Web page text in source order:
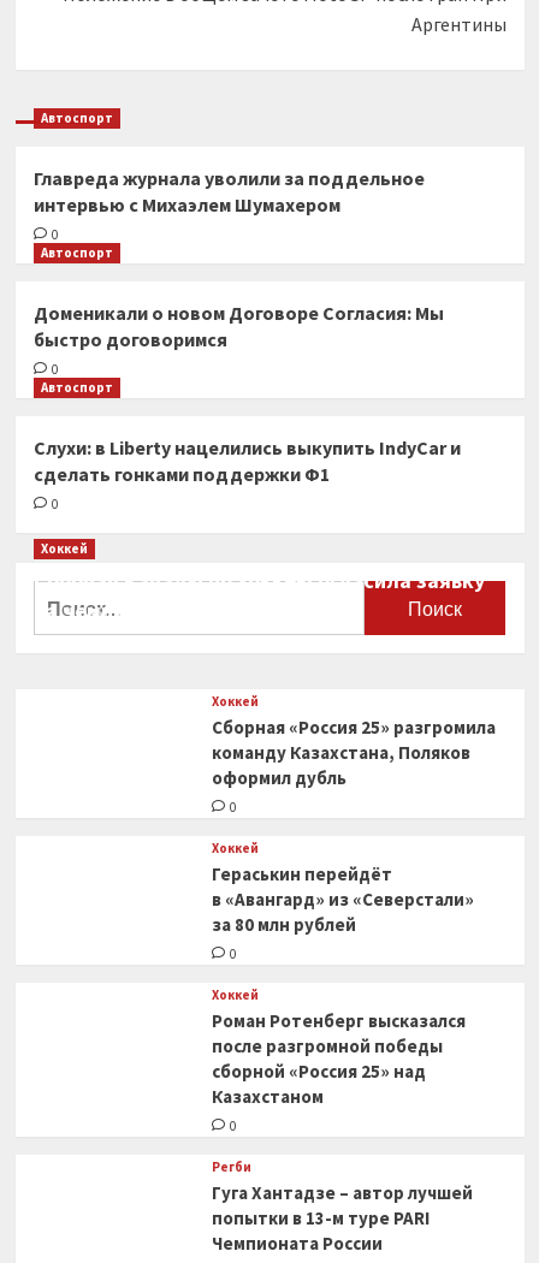
Аргентины
Автоспорт
Главреда журнала уволили за поддельное
интервью с Михаэлем Шумахером
0
Автоспорт
Доменикали о новом Договоре Согласия: Мы
быстро договоримся
0
Автоспорт
Слухи: в Liberty нацелились выкупить IndyCar и
сделать гонками поддержки Ф1
0
Хоккей
Сборная Канады по хоккею огласила заявку
на чемпионат мира
Хоккей
Сборная «Россия 25» разгромила
команду Казахстана, Поляков
оформил дубль
0
Хоккей
Гераськин перейдёт
в «Авангард» из «Северстали»
за 80 млн рублей
0
Хоккей
Роман Ротенберг высказался
после разгромной победы
сборной «Россия 25» над
Казахстаном
0
Регби
Гуга Хантадзе – автор лучшей
попытки в 13-м туре PARI
Чемпионата России